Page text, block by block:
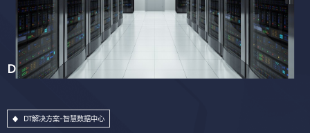
DT解决方案-智慧数据中心
DT解决方案-智慧数据中心